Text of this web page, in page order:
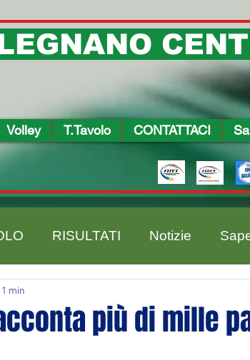
Volley T.Tavolo CONTATTACI
RISULTATI Notizie
più di mille
min